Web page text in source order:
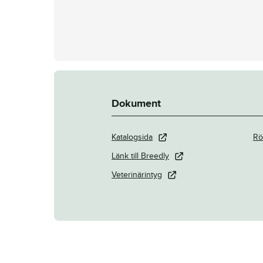
Dokument
Katalogsida
Länk till Breedly
Veterinärintyg